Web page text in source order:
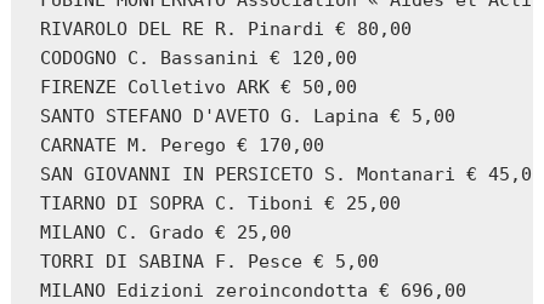
RIVAROLO DEL RE R. Pinardi € 80,00
CODOGNO C. Bassanini € 120,00
FIRENZE Colletivo ARK € 50,00
SANTO STEFANO D'AVETO G. Lapina € 5,00
CARNATE M. Perego € 170,00
SAN GIOVANNI IN PERSICETO S. Montanari € 45,00
TIARNO DI SOPRA C. Tiboni € 25,00
MILANO C. Grado € 25,00
TORRI DI SABINA F. Pesce € 5,00
MILANO Edizioni zeroincondotta € 696,00